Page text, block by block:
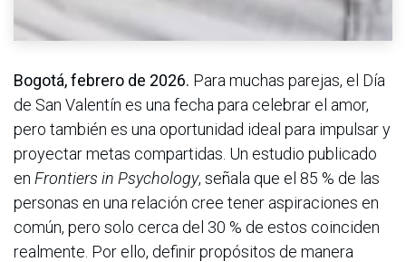
Bogotá, febrero de 2026. Para muchas parejas, el Día
de San Valentín es una fecha para celebrar el amor,
pero también es una oportunidad ideal para impulsar y
proyectar metas compartidas. Un estudio publicado
en Frontiers in Psychology, señala que el 85 % de las
personas en una relación cree tener aspiraciones en
común, pero solo cerca del 30 % de estos coinciden
realmente. Por ello, definir propósitos de manera